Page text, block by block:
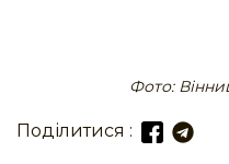
Фото:
Поділитися :